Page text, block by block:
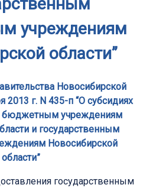
учреждениям
области”
Новосибирской
2013 г. N 435-п “О субсидиях
бюджетным учреждениям
и государственным
Новосибирской
области”
государственным